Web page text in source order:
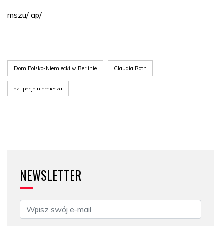
mszu/ ap/
Dom Polsko-Niemiecki w Berlinie Claudia Roth
okupacja niemiecka
NEWSLETTER